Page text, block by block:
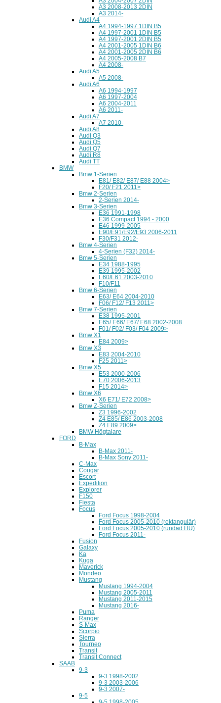
A3 2008-2013 2DIN
A3 2014-
Audi A4
A4 1994-1997 1DIN B5
A4 1997-2001 1DIN B5
A4 1997-2001 2DIN B5
A4 2001-2005 1DIN B6
A4 2001-2005 2DIN B6
A4 2005-2008 B7
A4 2008-
Audi A5
A5 2008-
Audi A6
A6 1994-1997
A6 1997-2004
A6 2004-2011
A6 2011-
Audi A7
A7 2010-
Audi A8
Audi Q3
Audi Q5
Audi Q7
Audi R8
Audi TT
BMW
Bmw 1-Serien
E81/ E82/ E87/ E88 2004>
F20/ F21 2011>
Bmw 2-Serien
2-Serien 2014-
Bmw 3-Serien
E36 1991-1998
E36 Compact 1994 - 2000
E46 1999-2005
E90/E91/E92/E93 2006-2011
F30/F31 2012-
Bmw 4-Serien
4-Serien (F32) 2014-
Bmw 5-Serien
E34 1988-1995
E39 1995-2002
E60/E61 2003-2010
F10/F11
Bmw 6-Serien
E63/ E64 2004-2010
F06/ F12/ F13 2011>
Bmw 7-Serien
E38 1995-2001
E65/ E66/ E67/ E68 2002-2008
F01/ F02/ F03/ F04 2009>
Bmw X1
E84 2009>
Bmw X3
E83 2004-2010
F25 2011>
Bmw X5
E53 2000-2006
E70 2006-2013
F15 2014>
Bmw X6
X6 E71/ E72 2008>
Bmw Z-Serien
Z3 1996-2002
Z4 E85/ E86 2003-2008
Z4 E89 2009>
BMW Högtalare
FORD
B-Max
B-Max 2011-
B-Max Sony 2011-
C-Max
Cougar
Escort
Expedition
Explorer
F150
Fiesta
Focus
Ford Focus 1998-2004
Ford Focus 2005-2010 (rektangulär)
Ford Focus 2005-2010 (rundad HU)
Ford Focus 2011-
Fusion
Galaxy
Ka
Kuga
Maverick
Mondeo
Mustang
Mustang 1994-2004
Mustang 2005-2011
Mustang 2011-2015
Mustang 2016-
Puma
Ranger
S-Max
Scorpio
Sierra
Tourneo
Transit
Transit Connect
SAAB
9-3
9-3 1998-2002
9-3 2003-2006
9-3 2007-
9-5